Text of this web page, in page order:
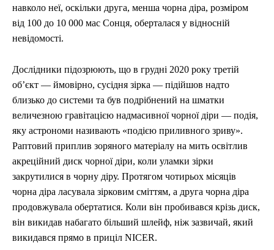
навколо неї, оскільки друга, менша чорна діра, розміром
від 100 до 10 000 мас Сонця, оберталася у відносній
невідомості.
Дослідники підозрюють, що в грудні 2020 року третій
об’єкт — ймовірно, сусідня зірка — підійшов надто
близько до системи та був подрібнений на шматки
величезною гравітацією надмасивної чорної діри — подія,
яку астрономи називають «подією приливного зриву».
Раптовий приплив зоряного матеріалу на мить освітлив
акреційний диск чорної діри, коли уламки зірки
закрутилися в чорну діру. Протягом чотирьох місяців
чорна діра ласувала зірковим сміттям, а друга чорна діра
продовжувала обертатися. Коли він пробивався крізь диск,
він викидав набагато більший шлейф, ніж зазвичай, який
викидався прямо в приціл NICER.